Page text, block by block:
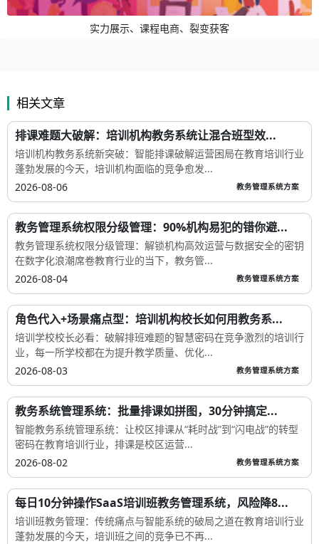
实力展示、课程电商、裂变获客
相关文章
排课难题大破解：培训机构教务系统让混合班型效...
培训机构教务系统新突破：智能排课破解运营困局在教育培训行业
蓬勃发展的今天，培训机构面临的竞争愈发...
2026-08-06
教务管理系统方案
教务管理系统权限分级管理：90%机构易犯的错你避...
教务管理系统权限分级管理：解锁机构高效运营与数据安全的密钥
在数字化浪潮席卷教育行业的当下，教务管...
2026-08-04
教务管理系统方案
角色代入+场景痛点型：培训机构校长如何用教务系...
培训学校校长必看：破解排班难题的智慧密码在竞争激烈的培训行
业，每一所学校都在为提升教学质量、优化...
2026-08-03
教务管理系统方案
教务系统管理系统：批量排课如拼图，30分钟搞定...
智能教务系统管理系统：让校区排课从“耗时战”到“闪电战”的转型
密码在教育培训行业，排课是校区运营...
2026-08-02
教务管理系统方案
每日10分钟操作SaaS培训班教务管理系统，风险降8...
培训班教务管理：传统痛点与智能系统的破局之道在教育培训行业
蓬勃发展的今天，培训班之间的竞争已不再...